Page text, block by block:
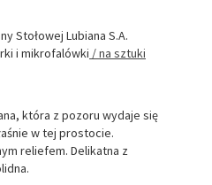
Stołowej Lubiana S.A.
i mikrofalówki /na sztuki
która z pozoru wydaje się
w tej prostocie.
reliefem. Delikatna z